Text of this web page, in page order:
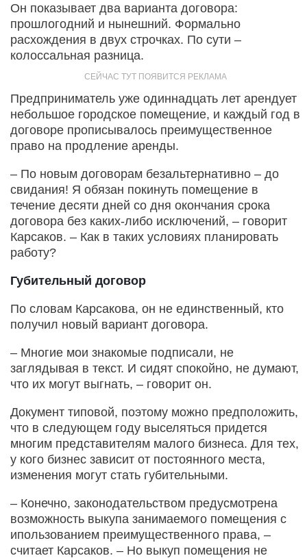
Он показывает два варианта договора:
прошлогодний и нынешний. Формально
расхождения в двух строчках. По сути –
колоссальная разница.
Предприниматель уже одиннадцать лет арендует
небольшое городское помещение, и каждый год в
договоре прописывалось преимущественное
право на продление аренды.
– По новым договорам безальтернативно – до
свидания! Я обязан покинуть помещение в
течение десяти дней со дня окончания срока
договора без каких-либо исключений, – говорит
Карсаков. – Как в таких условиях планировать
работу?
Губительный договор
По словам Карсакова, он не единственный, кто
получил новый вариант договора.
– Многие мои знакомые подписали, не
заглядывая в текст. И сидят спокойно, не думают,
что их могут выгнать, – говорит он.
Документ типовой, поэтому можно предположить,
что в следующем году выселяться придется
многим представителям малого бизнеса. Для тех,
у кого бизнес зависит от постоянного места,
изменения могут стать губительными.
– Конечно, законодательством предусмотрена
возможность выкупа занимаемого помещения с
ипользованием преимущественного права, –
считает Карсаков. – Но выкуп помещения не